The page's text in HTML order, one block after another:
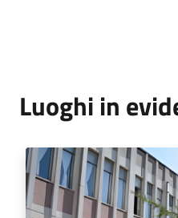
Luoghi in